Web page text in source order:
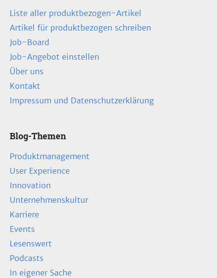
Liste aller produktbezogen-Artikel
Artikel für produktbezogen schreiben
Job-Board
Job-Angebot einstellen
Über uns
Kontakt
Impressum und Datenschutzerklärung
Blog-Themen
Produktmanagement
User Experience
Innovation
Unternehmenskultur
Karriere
Events
Lesenswert
Podcasts
In eigener Sache